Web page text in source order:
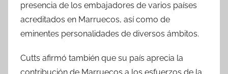
presencia de los embajadores de varios países
acreditados en Marruecos, así como de
eminentes personalidades de diversos ámbitos.
Cutts afirmó también que su país aprecia la